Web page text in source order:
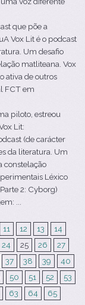
que põe a
Vox Lit é o podcast
Um desafio
matliteana. Vox
ativa de outros
FCT em
piloto, estreou
Lit:
(de carácter
da literatura. Um
constelação
Léxico
2: Cyborg)
...
11 12 13
14
24 25 26
27
37 38 39
40
50 51 52
53
63 64
65